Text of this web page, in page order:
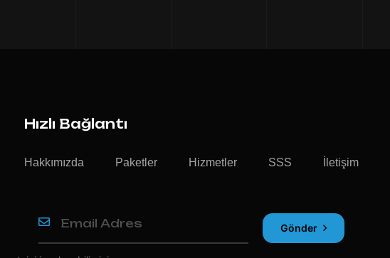
Hızlı Bağlantı
Hakkımızda Paketler Hizmetler SSS İletişim
Gönder